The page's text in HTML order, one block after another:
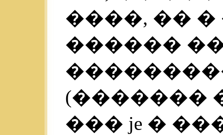
����, ��
������
(�������
��� je �